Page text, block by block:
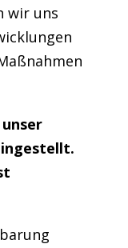
wir uns